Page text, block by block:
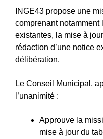
INGE43 propose une
comprenant notamment
existantes, la mise à
rédaction d’une notice
délibération.
Le Conseil Municipal,
l’unanimité :
Approuve la
mise à jour du